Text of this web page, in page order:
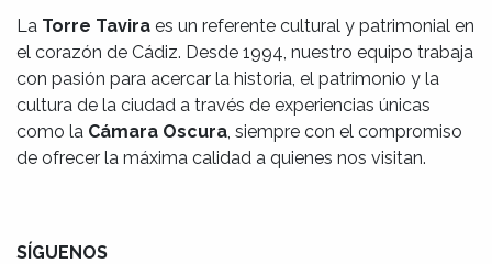
La Torre Tavira es un referente cultural y patrimonial en
el corazón de Cádiz. Desde 1994, nuestro equipo trabaja
con pasión para acercar la historia, el patrimonio y la
cultura de la ciudad a través de experiencias únicas
como la Cámara Oscura , siempre con el compromiso
de ofrecer la máxima calidad a quienes nos visitan.
SÍGUENOS